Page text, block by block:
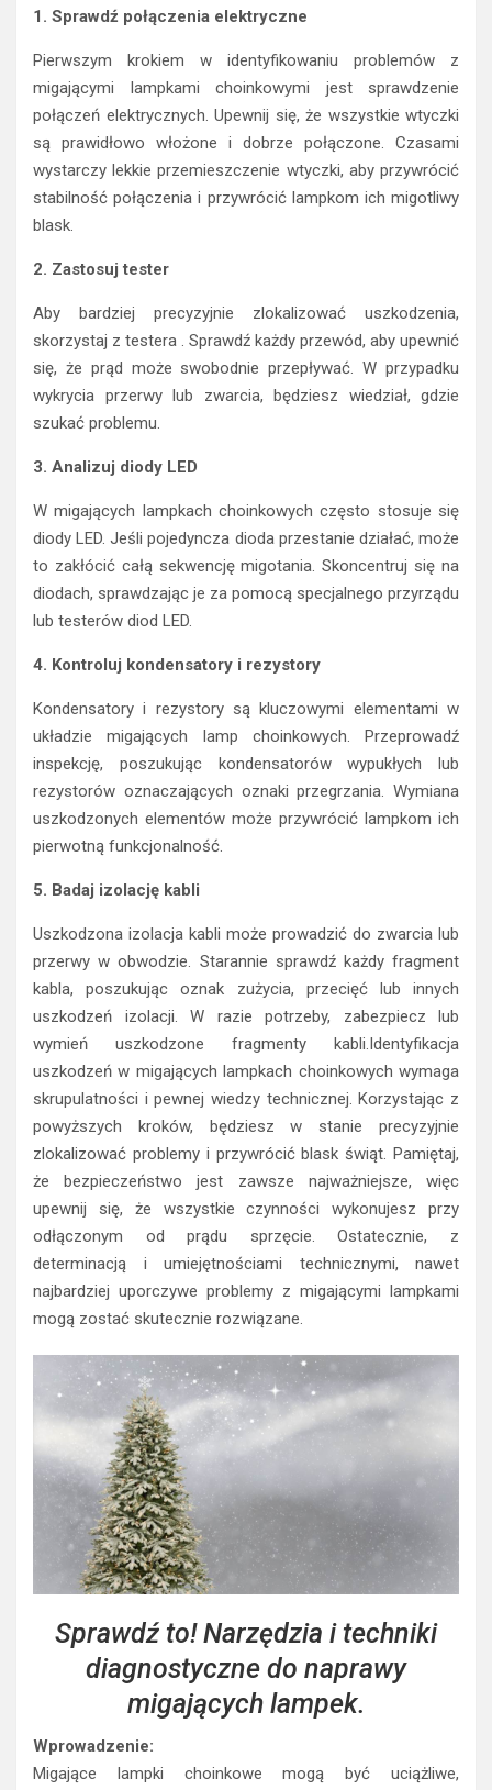
1. Sprawdź połączenia elektryczne
Pierwszym krokiem w identyfikowaniu problemów z
migającymi lampkami choinkowymi jest sprawdzenie
połączeń elektrycznych. Upewnij się, że wszystkie wtyczki
są prawidłowo włożone i dobrze połączone. Czasami
wystarczy lekkie przemieszczenie wtyczki, aby przywrócić
stabilność połączenia i przywrócić lampkom ich migotliwy
blask.
2. Zastosuj tester
Aby bardziej precyzyjnie zlokalizować uszkodzenia,
skorzystaj z testera . Sprawdź każdy przewód, aby upewnić
się, że prąd może swobodnie przepływać. W przypadku
wykrycia przerwy lub zwarcia, będziesz wiedział, gdzie
szukać problemu.
3. Analizuj diody LED
W migających lampkach choinkowych często stosuje się
diody LED. Jeśli pojedyncza dioda przestanie działać, może
to zakłócić całą sekwencję migotania. Skoncentruj się na
diodach, sprawdzając je za pomocą specjalnego przyrządu
lub testerów diod LED.
4. Kontroluj kondensatory i rezystory
Kondensatory i rezystory są kluczowymi elementami w
układzie migających lamp choinkowych. Przeprowadź
inspekcję, poszukując kondensatorów wypukłych lub
rezystorów oznaczających oznaki przegrzania. Wymiana
uszkodzonych elementów może przywrócić lampkom ich
pierwotną funkcjonalność.
5. Badaj izolację kabli
Uszkodzona izolacja kabli może prowadzić do zwarcia lub
przerwy w obwodzie. Starannie sprawdź każdy fragment
kabla, poszukując oznak zużycia, przecięć lub innych
uszkodzeń izolacji. W razie potrzeby, zabezpiecz lub
wymień uszkodzone fragmenty kabli.Identyfikacja
uszkodzeń w migających lampkach choinkowych wymaga
skrupulatności i pewnej wiedzy technicznej. Korzystając z
powyższych kroków, będziesz w stanie precyzyjnie
zlokalizować problemy i przywrócić blask świąt. Pamiętaj,
że bezpieczeństwo jest zawsze najważniejsze, więc
upewnij się, że wszystkie czynności wykonujesz przy
odłączonym od prądu sprzęcie. Ostatecznie, z
determinacją i umiejętnościami technicznymi, nawet
najbardziej uporczywe problemy z migającymi lampkami
mogą zostać skutecznie rozwiązane.
Sprawdź to! Narzędzia i techniki
diagnostyczne do naprawy
migających lampek.
Wprowadzenie:
Migające lampki choinkowe mogą być uciążliwe,